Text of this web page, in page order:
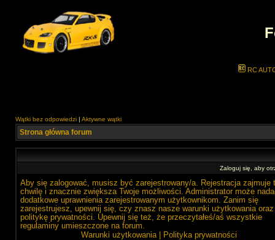
RC
Wątki bez odpowiedzi | Aktywne wątki
Strona główna forum
Zaloguj się, aby
Aby się zalogować, musisz być zarejestrowany/a. Rejestracja zajmuje
chwilę i znacznie zwiększa Twoje możliwości. Administrator może
dodatkowe uprawnienia zarejestrowanym użytkownikom. Zanim się
zarejestrujesz, upewnij się, czy znasz nasze warunki użytkowania oraz
politykę prywatności. Upewnij się też, że przeczytałeś/aś wszystkie
regulaminy umieszczone na forum.
Warunki użytkowania| Polityka prywatności